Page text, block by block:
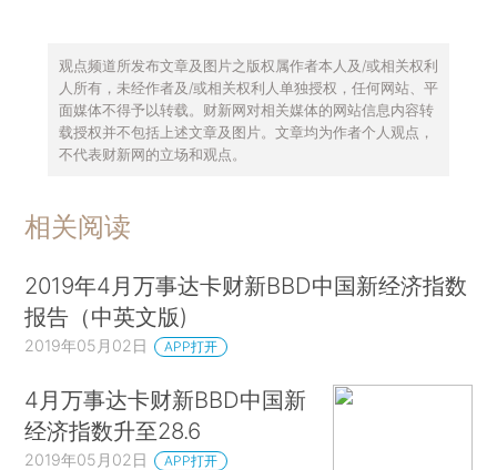
观点频道所发布文章及图片之版权属作者本人及/或相关权利
人所有，未经作者及/或相关权利人单独授权，任何网站、平
面媒体不得予以转载。财新网对相关媒体的网站信息内容转
载授权并不包括上述文章及图片。文章均为作者个人观点，
不代表财新网的立场和观点。
相关阅读
2019年4月万事达卡财新BBD中国新经济指数
报告（中英文版)
2019年05月02日 APP打开
4月万事达卡财新BBD中国新
经济指数升至28.6
2019年05月02日 APP打开